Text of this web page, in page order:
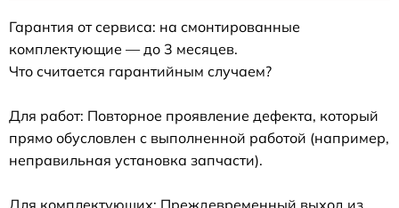
Гарантия от сервиса: на смонтированные
комплектующие — до 3 месяцев.
Что считается гарантийным случаем?
Для работ: Повторное проявление дефекта, который
прямо обусловлен с выполненной работой (например,
неправильная установка запчасти).